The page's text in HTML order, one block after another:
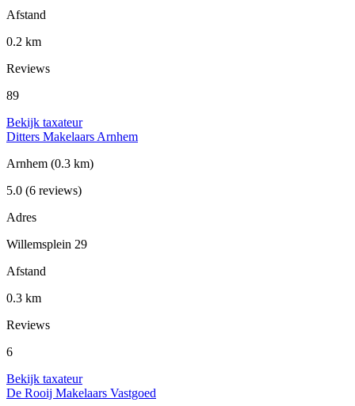
Afstand
0.2 km
Reviews
89
Bekijk taxateur
Ditters Makelaars Arnhem
Arnhem (0.3 km)
5.0 (6 reviews)
Adres
Willemsplein 29
Afstand
0.3 km
Reviews
6
Bekijk taxateur
De Rooij Makelaars Vastgoed